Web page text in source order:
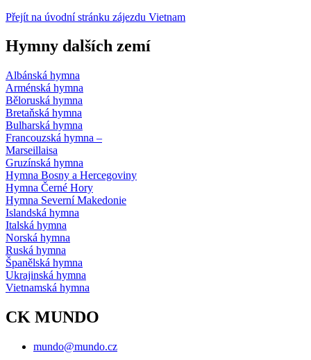
Přejít na úvodní stránku zájezdu Vietnam
Hymny dalších zemí
Albánská hymna
Arménská hymna
Běloruská hymna
Bretaňská hymna
Bulharská hymna
Francouzská hymna –
Marseillaisa
Gruzínská hymna
Hymna Bosny a Hercegoviny
Hymna Černé Hory
Hymna Severní Makedonie
Islandská hymna
Italská hymna
Norská hymna
Ruská hymna
Španělská hymna
Ukrajinská hymna
Vietnamská hymna
CK MUNDO
mundo@mundo.cz